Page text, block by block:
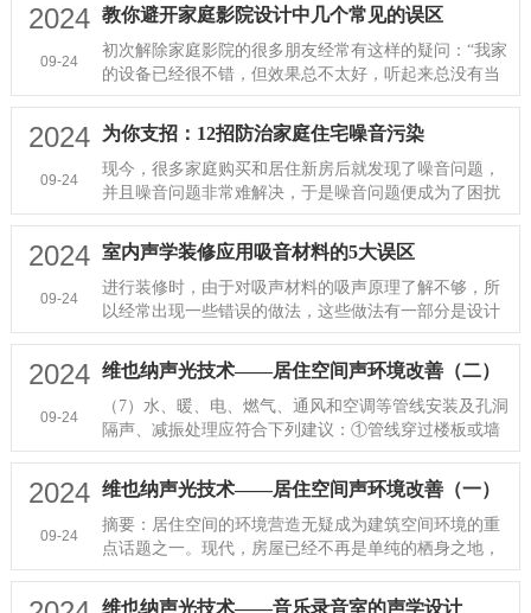
2024
09-24
教你避开家庭影院设计中几个常见的误区
初次解除家庭影院的很多朋友经常有这样的疑问：“我家
的设备已经很不错，但效果总不太好，听起来总没有当
初商家演示的那种效果，···
2024
09-24
为你支招：12招防治家庭住宅噪音污染
现今，很多家庭购买和居住新房后就发现了噪音问题，
并且噪音问题非常难解决，于是噪音问题便成为了困扰
人们生活和影响健康的一个···
2024
09-24
室内声学装修应用吸音材料的5大误区
进行装修时，由于对吸声材料的吸声原理了解不够，所
以经常出现一些错误的做法，这些做法有一部分是设计
的错误，也有一些是现场施···
2024
09-24
维也纳声光技术——居住空间声环境改善（二）
（7）水、暖、电、燃气、通风和空调等管线安装及孔洞
隔声、减振处理应符合下列建议：①管线穿过楼板或墙
体时，孔洞周边应采取密封···
2024
09-24
维也纳声光技术——居住空间声环境改善（一）
摘要：居住空间的环境营造无疑成为建筑空间环境的重
点话题之一。现代，房屋已经不再是单纯的栖身之地，
更多的是追求一个健康、安···
维也纳声光技术——音乐录音室的声学设计